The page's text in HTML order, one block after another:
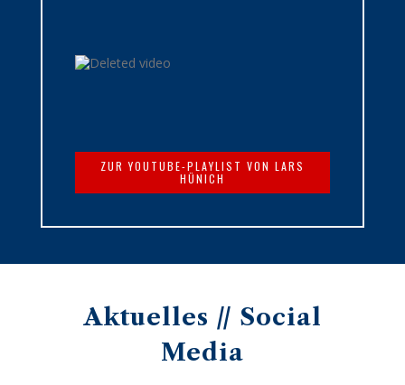
ZUR YOUTUBE-PLAYLIST VON LARS
HÜNICH
Aktuelles // Social
Media